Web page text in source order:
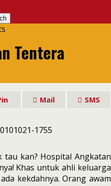
Tentera
Mail SMS
kan? Hospital Angkatan
Khas untuk ahli keluarga
kekdahnya. Orang awam